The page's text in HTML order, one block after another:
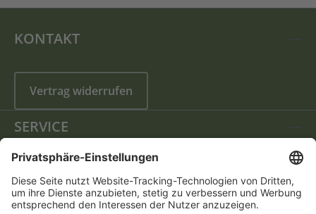
KONTAKT
Vertrag widerrufen
SERVICE
INFORMATIONEN
FOLGEN SIE UNS